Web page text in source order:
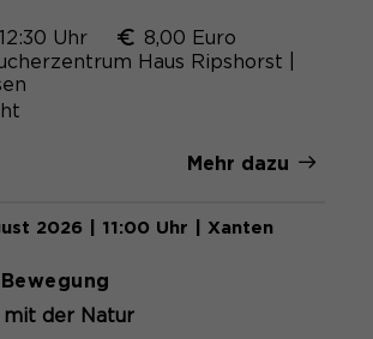
Uhr
8,00 Euro
Haus Ripshorst |
Mehr dazu
2026 | 11:00 Uhr | Xanten
mit der Natur